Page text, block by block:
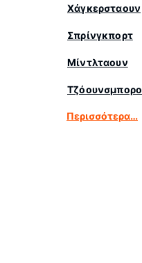
Χάγκερσταουν
Σπρίνγκπορτ
Μίντλταουν
Τζόουνσμπορο
Περισσότερα…